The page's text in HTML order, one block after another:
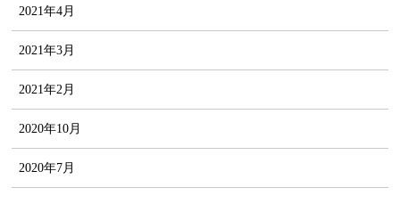
2021年4月
2021年3月
2021年2月
2020年10月
2020年7月